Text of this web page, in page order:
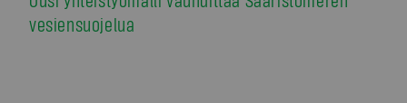
vesiensuojelua